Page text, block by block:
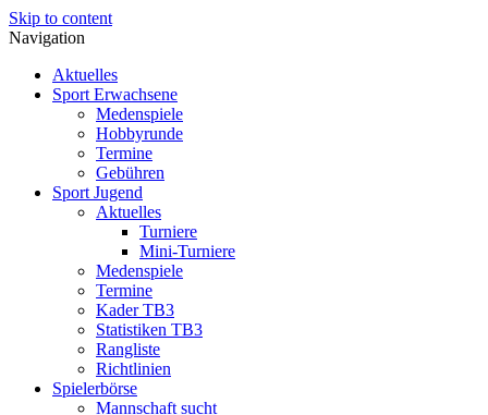
Skip to content
Navigation
Aktuelles
Sport Erwachsene
Medenspiele
Hobbyrunde
Termine
Gebühren
Sport Jugend
Aktuelles
Turniere
Mini-Turniere
Medenspiele
Termine
Kader TB3
Statistiken TB3
Rangliste
Richtlinien
Spielerbörse
Mannschaft sucht